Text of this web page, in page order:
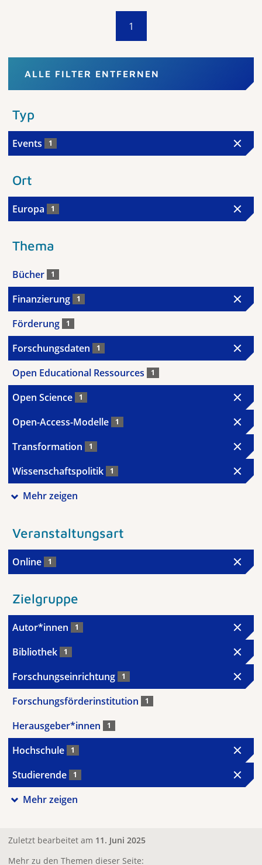
1
ALLE FILTER ENTFERNEN
Typ
Events 1
Ort
Europa 1
Thema
Bücher 1
Finanzierung 1
Förderung 1
Forschungsdaten 1
Open Educational Ressources 1
Open Science 1
Open-Access-Modelle 1
Transformation 1
Wissenschaftspolitik 1
Mehr zeigen
Veranstaltungsart
Online 1
Zielgruppe
Autor*innen 1
Bibliothek 1
Forschungseinrichtung 1
Forschungsförderinstitution 1
Herausgeber*innen 1
Hochschule 1
Studierende 1
Mehr zeigen
Zuletzt bearbeitet am 11. Juni 2025
Mehr zu den Themen dieser Seite: